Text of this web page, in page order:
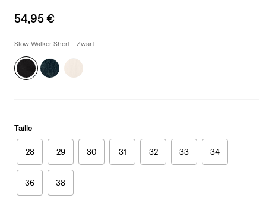
Sale
is
54,95 €
Slow Walker Short - Zwart
Taille
28 29 30 31 32 33 34
36 38